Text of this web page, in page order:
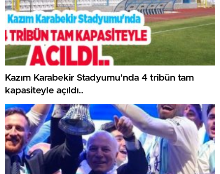
Kazım Karabekir Stadyumu’nda 4 tribün tam
kapasiteyle açıldı..